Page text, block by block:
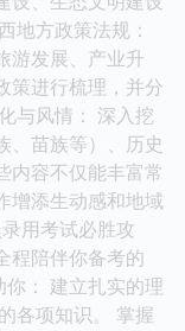
地方政策法规：
游发展、产业升
策进行梳理，并分
与风情： 深入挖
、苗族等）、历史
内容不仅能丰富常
增添生动感和地域
用考试必胜攻
程陪伴你备考的
： 建立扎实的理
各项知识。 掌握